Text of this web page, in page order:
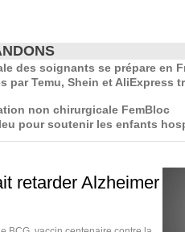
des soignants se prépare en
par Temu, Shein et AliExpress
non chirurgicale FemBloc
pour soutenir les enfants
retarder Alzheimer